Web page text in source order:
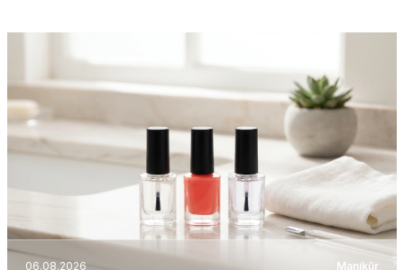
06.08.2026 Manikűr